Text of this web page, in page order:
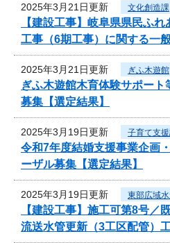
2025年3月21日更新 文化創造課
【建設工事】岐阜県県民ふ
工事（6期工事）に関する一
2025年3月21日更新 ぎふ木遊館
ぎふ木遊館木育体験サポー
募集【選定結果】
2025年3月19日更新 子育て支
令和7年度結婚支援事業企画
ーザル募集【選定結果】
2025年3月19日更新 東部広域
【建設工事】施工可第8号
流送水管更新（3工区配管）